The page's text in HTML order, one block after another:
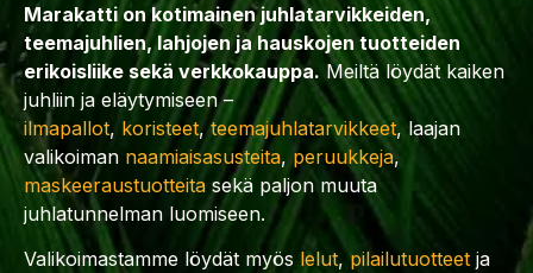
Marakatti on kotimainen juhlatarvikkeiden,
teemajuhlien, lahjojen ja hauskojen tuotteiden
erikoisliike sekä verkkokauppa. Meiltä löydät kaiken
juhliin ja eläytymiseen –
ilmapallot, koristeet,teemajuhlatarvikkeet, laajan
valikoiman naamiaisasusteita, peruukkeja,
maskeeraustuotteita sekä paljon muuta
juhlatunnelman luomiseen.
Valikoimastamme löydät myös lelut,pilailutuotteet ja